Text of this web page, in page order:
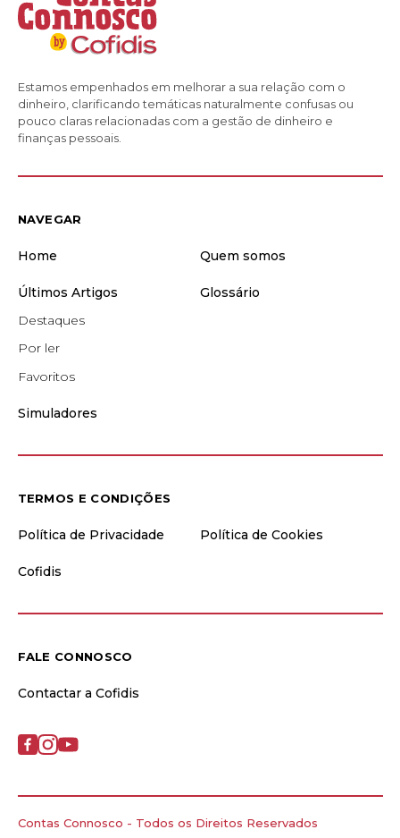
Estamos empenhados em melhorar a sua relação com o
dinheiro, clarificando temáticas naturalmente confusas ou
pouco claras relacionadas com a gestão de dinheiro e
finanças pessoais.
NAVEGAR
Home Quem somos
Últimos Artigos
Destaques
Por ler
Favoritos
Glossário
Simuladores
TERMOS E CONDIÇÕES
Política de Privacidade Política de Cookies
Cofidis
FALE CONNOSCO
Contactar a Cofidis
Contas Connosco - Todos os Direitos Reservados